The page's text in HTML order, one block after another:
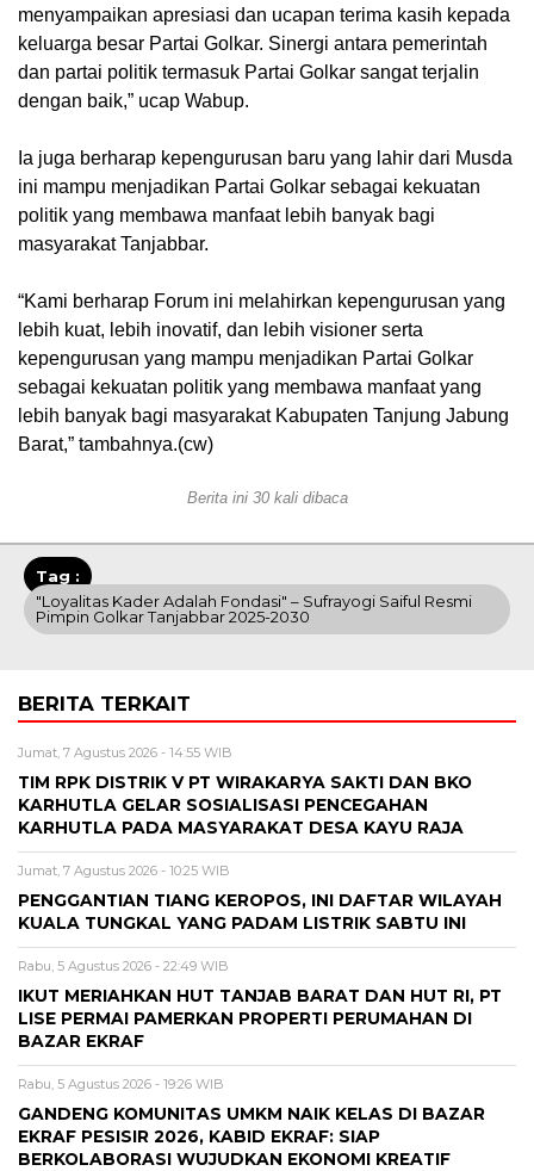
menyampaikan apresiasi dan ucapan terima kasih kepada
keluarga besar Partai Golkar. Sinergi antara pemerintah
dan partai politik termasuk Partai Golkar sangat terjalin
dengan baik,” ucap Wabup.
Ia juga berharap kepengurusan baru yang lahir dari Musda
ini mampu menjadikan Partai Golkar sebagai kekuatan
politik yang membawa manfaat lebih banyak bagi
masyarakat Tanjabbar.
“Kami berharap Forum ini melahirkan kepengurusan yang
lebih kuat, lebih inovatif, dan lebih visioner serta
kepengurusan yang mampu menjadikan Partai Golkar
sebagai kekuatan politik yang membawa manfaat yang
lebih banyak bagi masyarakat Kabupaten Tanjung Jabung
Barat,” tambahnya.(cw)
Berita ini 30 kali dibaca
Tag :
"Loyalitas Kader Adalah Fondasi" – Sufrayogi Saiful Resmi
Pimpin Golkar Tanjabbar 2025-2030
BERITA TERKAIT
Jumat, 7 Agustus 2026 - 14:55 WIB
TIM RPK DISTRIK V PT WIRAKARYA SAKTI DAN BKO
KARHUTLA GELAR SOSIALISASI PENCEGAHAN
KARHUTLA PADA MASYARAKAT DESA KAYU RAJA
Jumat, 7 Agustus 2026 - 10:25 WIB
PENGGANTIAN TIANG KEROPOS, INI DAFTAR WILAYAH
KUALA TUNGKAL YANG PADAM LISTRIK SABTU INI
Rabu, 5 Agustus 2026 - 22:49 WIB
IKUT MERIAHKAN HUT TANJAB BARAT DAN HUT RI, PT
LISE PERMAI PAMERKAN PROPERTI PERUMAHAN DI
BAZAR EKRAF
Rabu, 5 Agustus 2026 - 19:26 WIB
GANDENG KOMUNITAS UMKM NAIK KELAS DI BAZAR
EKRAF PESISIR 2026, KABID EKRAF: SIAP
BERKOLABORASI WUJUDKAN EKONOMI KREATIF